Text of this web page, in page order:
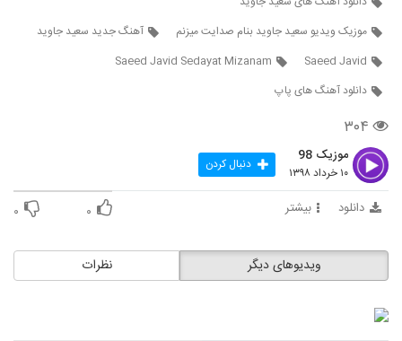
3656
دانلود آهنگ علی سعیدی منم مثل تو دیوونم
3658
دانلود آهنگ یوسف دهقان رابطه (Yosef
آهنگ حضرت عشق از شایان غفاری(پاپ)
۳۵۰ بازدید
موزیک ویدیو سعید جاوید بنام صدایت میزنم
آهنگ جدید سعید جاوید
Saeed Javid
Saeed Javid Sedayat Mizanam
دانلود آهنگ های پاپ
۳۰۴
موزیک 98
۱۰ خرداد ۱۳۹۸ دنبال کردن
دانلود بیشتر ۰ ۰
نظرات ویدیوهای دیگر